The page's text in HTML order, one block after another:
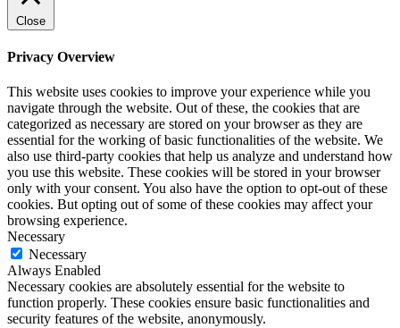
Close
Privacy Overview
This website uses cookies to improve your experience while you
navigate through the website. Out of these, the cookies that are
categorized as necessary are stored on your browser as they are
essential for the working of basic functionalities of the website. We
also use third-party cookies that help us analyze and understand how
you use this website. These cookies will be stored in your browser
only with your consent. You also have the option to opt-out of these
cookies. But opting out of some of these cookies may affect your
browsing experience.
Necessary
Necessary
Always Enabled
Necessary cookies are absolutely essential for the website to
function properly. These cookies ensure basic functionalities and
security features of the website, anonymously.